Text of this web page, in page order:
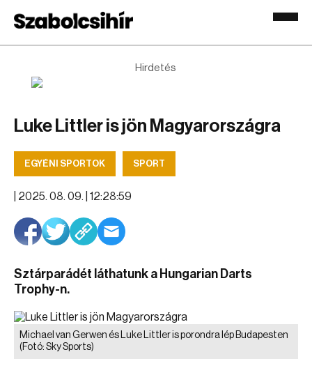
Hirdetés
Luke Littler is jön Magyarországra
EGYÉNI SPORTOK SPORT
2025. 08. 09. | 12:28:59
Sztárparádét láthatunk a Hungarian Darts
Trophy-n.
Michael van Gerwen és Luke Littler is porondra lép Budapesten
(Fotó: Sky Sports)